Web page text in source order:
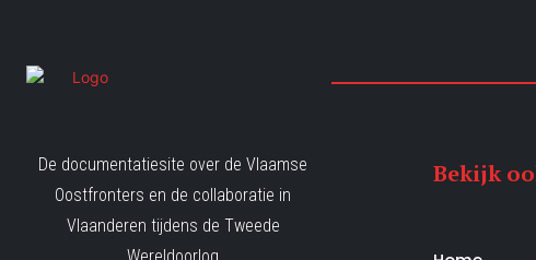
De documentatiesite over de Vlaamse
Oostfronters en de collaboratie in
Vlaanderen tijdens de Tweede
Bekijk